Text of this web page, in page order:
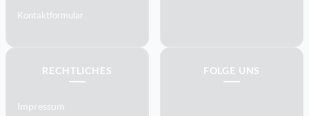
Kontaktformular
RECHTLICHES
Impressum
FOLGE UNS